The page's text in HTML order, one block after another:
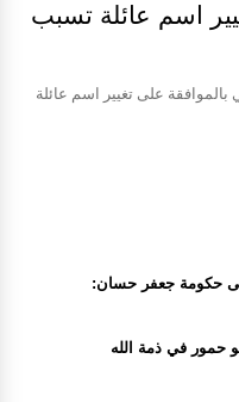
اسم عائلة تسبب
على تغيير اسم عائلة
حكومة جعفر حسان:
حمور في ذمة الله